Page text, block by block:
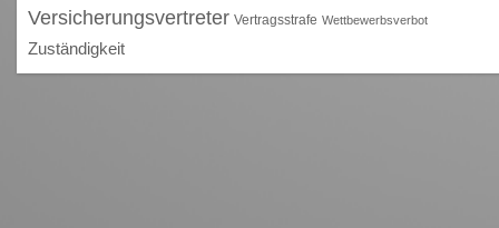
Versicherungsvertreter Vertragsstrafe Wettbewerbsverbot
Zuständigkeit